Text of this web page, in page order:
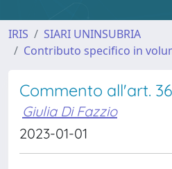
IRIS
SIARI UNINSUBRIA
Contributo specifico in
Commento all'art.
Giulia Di Fazzio
2023-01-01